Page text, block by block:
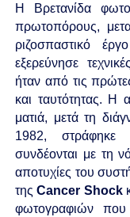
Η Βρετανίδα
πρωτοπόρους,
ριζοσπαστικό
εξερεύνησε
ήταν από τις
και ταυτότητας. Η
ματιά, μετά τη
1982, στράφηκε
συνδέονται με τη
αποτυχίες του
τηςCancer Shock
φωτογραφιών